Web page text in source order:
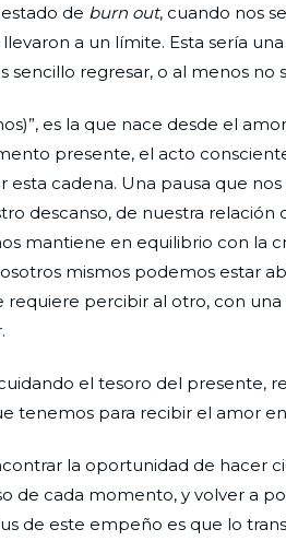
de burn out, cuando nos
a un límite. Esta sería
sencillo regresar, o al menos no
es la que nace desde el
presente, el acto
cadena. Una pausa que
descanso, de nuestra
mantiene en equilibrio con la
mismos podemos estar
requiere percibir al otro, con
el tesoro del presente,
para recibir el amor en
la oportunidad de hacer
de cada momento, y volver a
de este empeño es que lo